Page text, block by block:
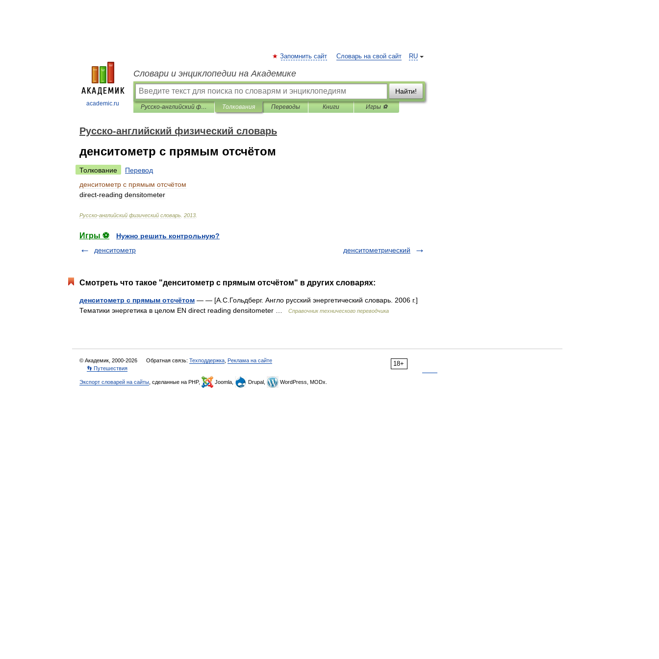
academic.ru
RU
Запомнить сайт Словарь на свой сайт
Словари и энциклопедии на Академике
Найти!
Русско-английский физический словарь Толкования Переводы Книги Игры ⚽
Русско-английский физический словарь
денситометр с прямым отсчётом
Толкование
Перевод
денситометр с прямым отсчётом
direct-reading densitometer
Русско-английский физический словарь 2013
Игры ⚽
Нужно решить контрольную?
денситометр
денситометрический
Смотреть что такое "денситометр с прямым отсчётом" в других словарях:
денситометр с прямым отсчётом — — [А.С.Гольдберг. Англо русский энергетический словарь. 2006 г.]
Тематики энергетика в целом EN direct reading densitometer …
Справочник технического переводчика
18+
© Академик, 2000-2026 Обратная связь: Техподдержка Реклама на сайте
👣 Путешествия
Экспорт словарей на сайты , сделанные на PHP, Joomla, Drupal, WordPress, MODx.